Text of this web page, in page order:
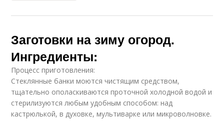
Заготовки на зиму огород.
Ингредиенты:
Процесс приготовления:
Стеклянные банки моются чистящим средством,
тщательно ополаскиваются проточной холодной водой и
стерилизуются любым удобным способом: над
кастрюлькой, в духовке, мультиварке или микроволновке.